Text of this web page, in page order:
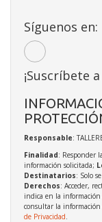
Síguenos en:
¡Suscríbete
Responsable:
Finalidad: Responder
información solicitada;
Destinatarios: Solo
Derechos: Acceder,
indica en la información
consultar la información
de Privacidad.